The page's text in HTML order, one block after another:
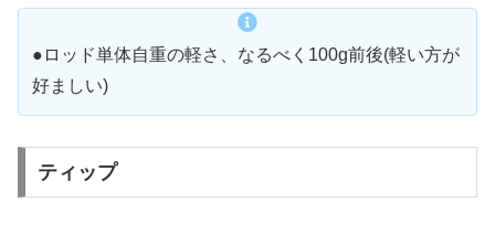
●ロッド単体自重の軽さ、なるべく100g前後(軽い方が
好ましい)
ティップ